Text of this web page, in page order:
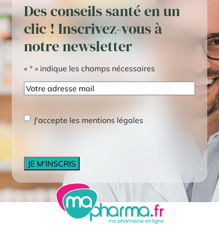
Des conseils santé en un
clic ! Inscrivez-vous à
notre newsletter
« * » indique les champs nécessaires
E-
mail
RGPD*
J'accepte les mentions légales